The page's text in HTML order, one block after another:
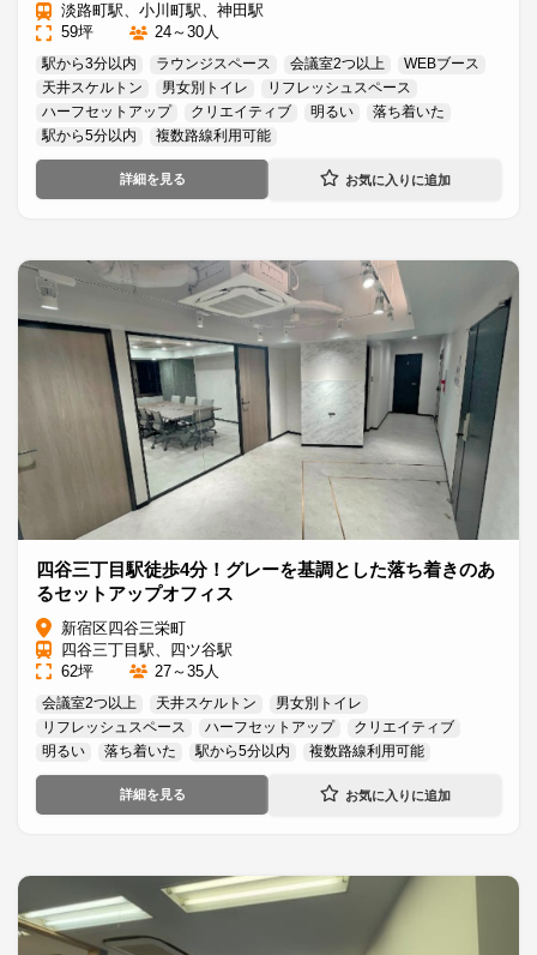
淡路町駅、小川町駅、神田駅
59坪
24～30人
駅から3分以内 ラウンジスペース 会議室2つ以上
WEBブース
天井スケルトン
男女別トイレ
リフレッシュスペース
ハーフセットアップ
クリエイティブ 明るい
落ち着いた
駅から5分以内
複数路線利用可能
詳細を見る
四谷三丁目駅徒歩4分！グレーを基調とした落ち着きのあ
るセットアップオフィス
新宿区四谷三栄町
四谷三丁目駅、四ツ谷駅
62坪
27～35人
会議室2つ以上 天井スケルトン
男女別トイレ
リフレッシュスペース
ハーフセットアップ
クリエイティブ
明るい
落ち着いた 駅から5分以内 複数路線利用可能
詳細を見る